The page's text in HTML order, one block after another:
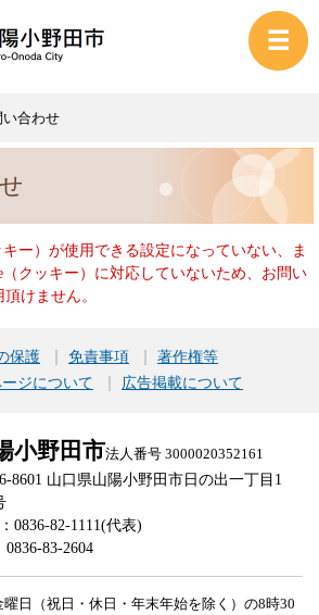
い合わせ
ー）が使用できる設定になっていない、ま
（クッキー）に対応していないため、お問い
けません。
保護 免責事項
著作権等
ジについて
広告掲載について
小野田市法人番号 3000020352161
8601 山口県山陽小野田市日の出一丁目1
0836-82-1111(代表)
0836-83-2604
日（祝日・休日・年末年始を除く）の8時30